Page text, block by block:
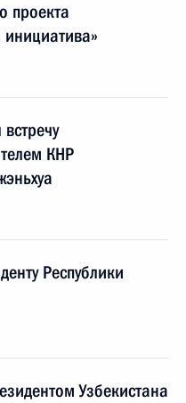
проекта
КНР
Республики
Узбекистана